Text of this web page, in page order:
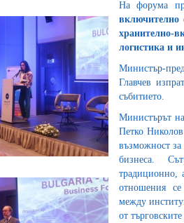
На форума
включително
логистика и
Министър-
Главчев
събитието.
Министърът
Петко
възможност
бизнеса.
традиционно,
отношения се
между
от